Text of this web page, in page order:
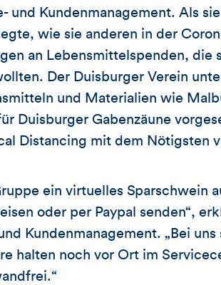
und Kundenmanagement. Als
wie sie anderen in der
an Lebensmittelspenden, die
Der Duisburger Verein
und Materialien wie
Duisburger Gabenzäune
Distancing mit dem Nötigsten
ein virtuelles Sparschwein
oder per Paypal senden“,
Kundenmanagement. „Bei
halten noch vor Ort im